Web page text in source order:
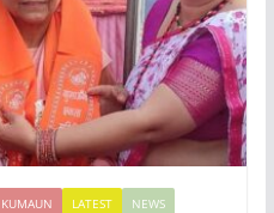
KUMAUN LATEST
NEWS